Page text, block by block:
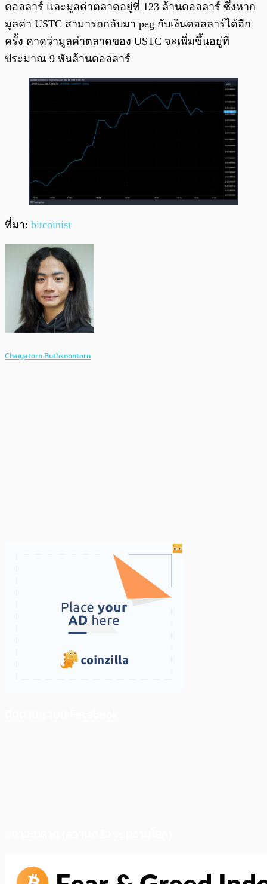
ดอลลาร์ และมูลค่าตลาดอยู่ที่ 123 ล้านดอลลาร์ ซึ่งหาก
มูลค่า USTC สามารถกลับมา peg กับเงินดอลลาร์ได้อีก
ครั้ง คาดว่ามูลค่าตลาดของ USTC จะเพิ่มขึ้นอยู่ที่
ประมาณ 9 พันล้านดอลลาร์
ที่มา: bitcoinist
Chaiyatorn Buthsoontorn